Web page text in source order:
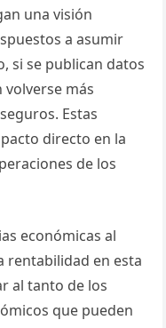
una visión
a asumir
si se publican datos
más
Estas
directo en la
de los
económicas al
rentabilidad en esta
al tanto de los
que pueden